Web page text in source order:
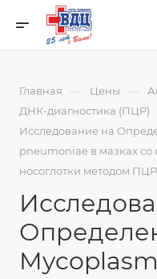
Главная — Цены —
ДНК-диагностика (ПЦР)
Исследование на
pneumoniae в мазках со
носоглотки методом ПЦР